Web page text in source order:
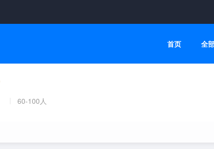
首页 全
60-100人